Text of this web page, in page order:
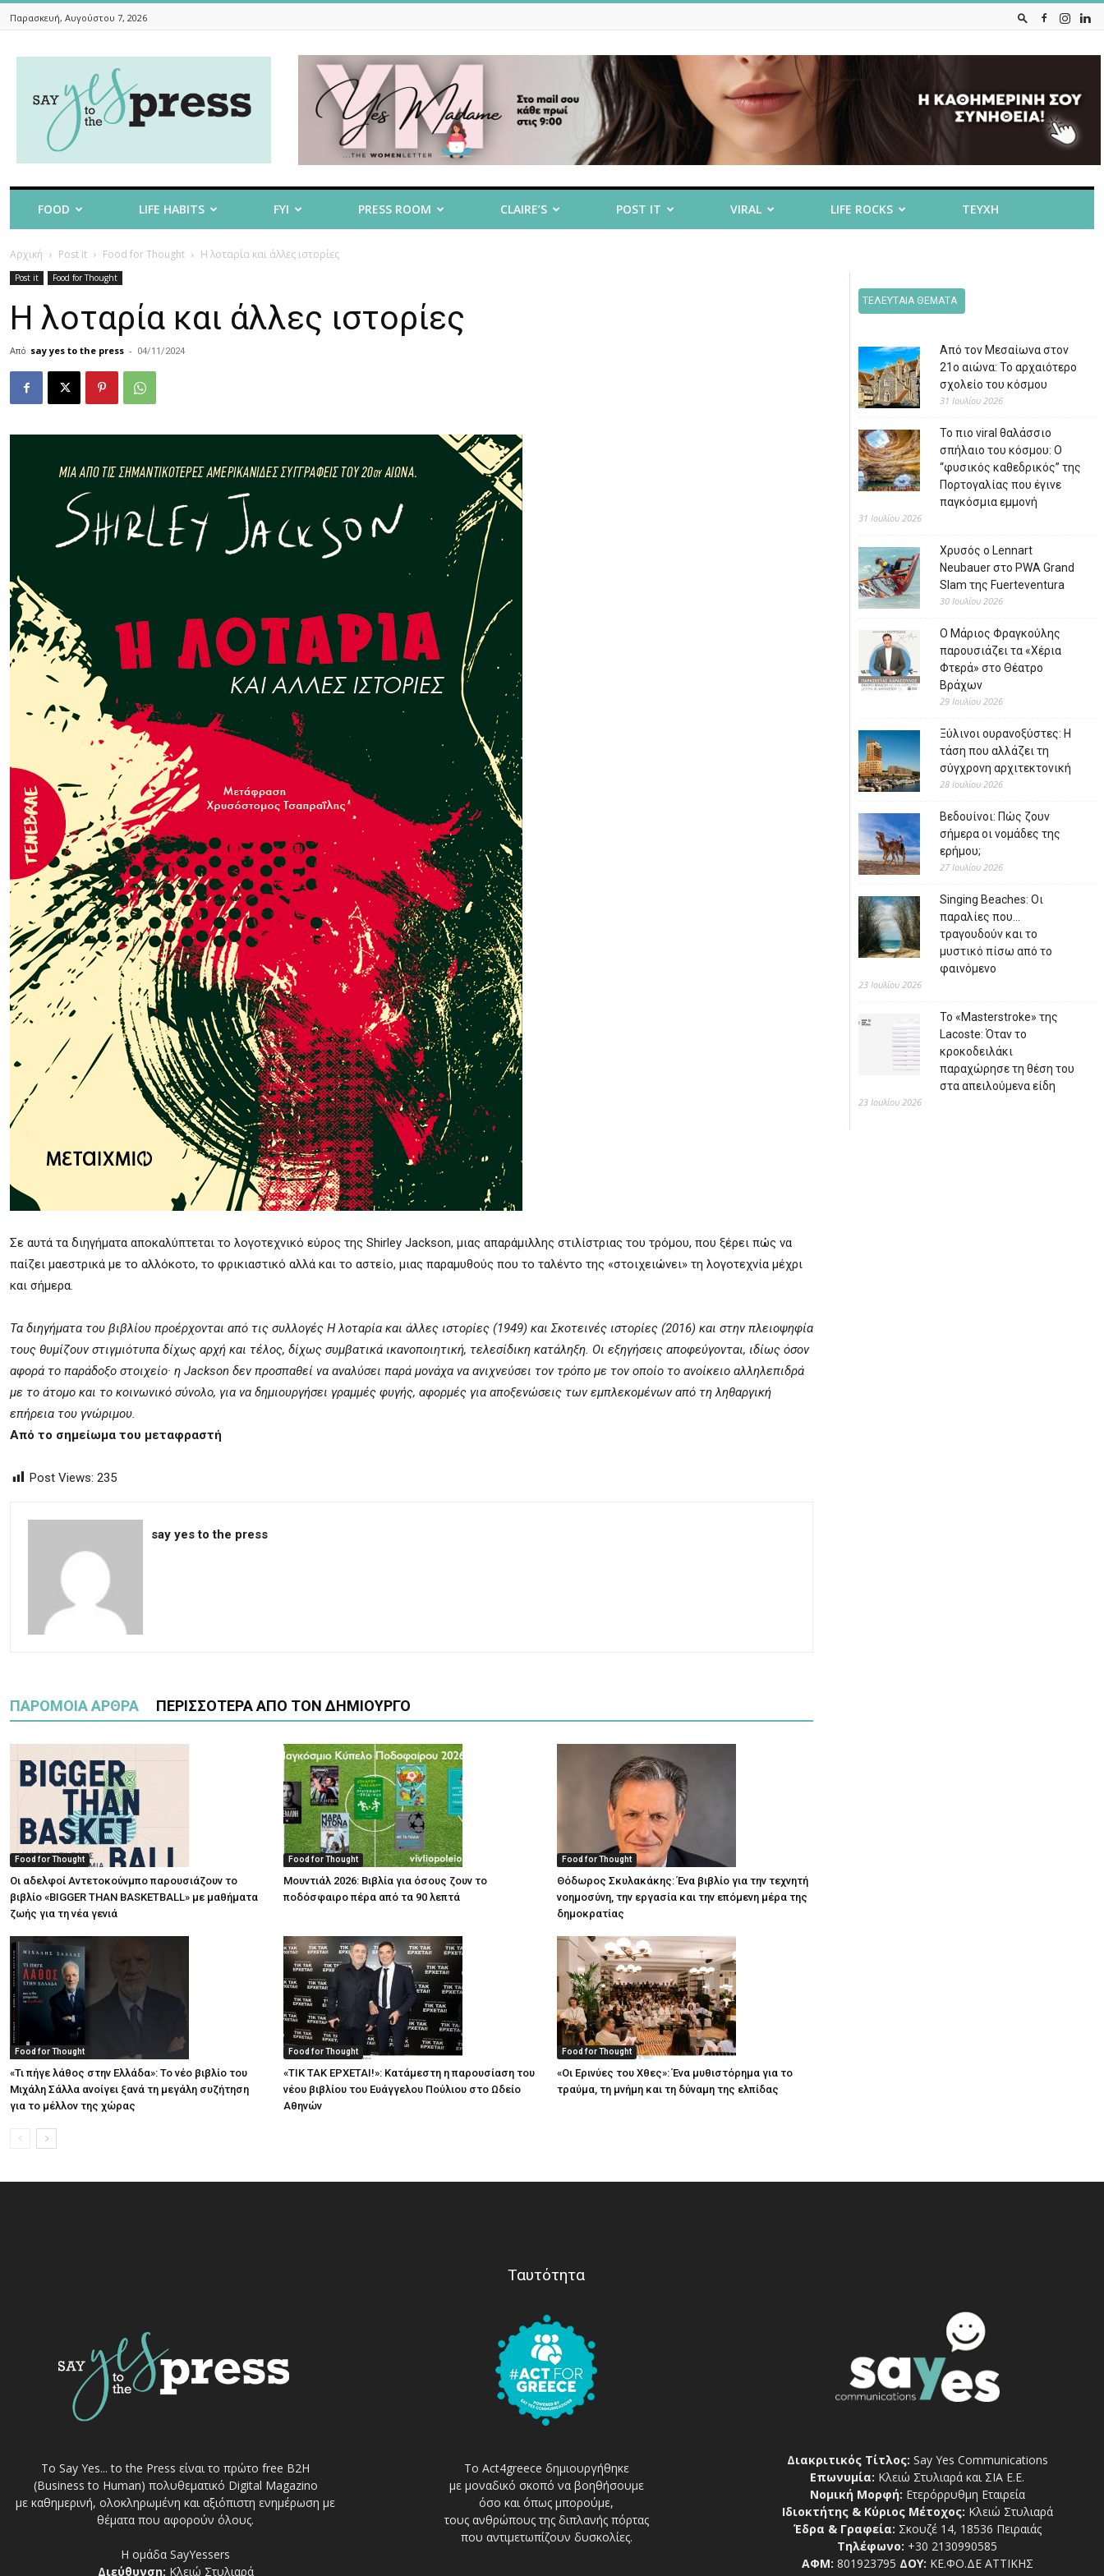
Παρασκευή, Αυγούστου 7, 2026
To
The
FOOD LIFE HABITS FYI PRESS ROOM CLAIRE’S POST IT VIRAL LIFE ROCKS ΤΕΥΧΗ
Αρχική Post it Food for Thought Η λοταρία και άλλες ιστορίες
Post it Food for Thought
Η λοταρία και άλλες ιστορίες
Από say yes to the press - 04/11/2024
Σε αυτά τα διηγήματα αποκαλύπτεται το λογοτεχνικό εύρος της Shirley Jackson, μιας απαράμιλλης στιλίστριας του τρόμου, που ξέρει πώς να
παίζει μαεστρικά με το αλλόκοτο, το φρικιαστικό αλλά και το αστείο, μιας παραμυθούς που το ταλέντο της «στοιχειώνει» τη λογοτεχνία μέχρι
και σήμερα.
Τα διηγήματα του βιβλίου προέρχονται από τις συλλογές H λοταρία και άλλες ιστορίες (1949) και Σκοτεινές ιστορίες (2016) και στην πλειοψηφία
τους θυμίζουν στιγμιότυπα δίχως αρχή και τέλος, δίχως συμβατικά ικανοποιητική, τελεσίδικη κατάληξη. Οι εξηγήσεις αποφεύγονται, ιδίως όσον
αφορά το παράδοξο στοιχείο· η Jackson δεν προσπαθεί να αναλύσει παρά μονάχα να ανιχνεύσει τον τρόπο με τον οποίο το ανοίκειο αλληλεπιδρά
με το άτομο και το κοινωνικό σύνολο, για να δημιουργήσει γραμμές φυγής, αφορμές για αποξενώσεις των εμπλεκομένων από τη ληθαργική
επήρεια του γνώριμου.
Από το σημείωμα του μεταφραστή
Post Views: 235
say yes to the press
ΠΑΡΟΜΟΙΑ ΑΡΘΡΑ ΠΕΡΙΣΣΟΤΕΡΑ ΑΠΟ ΤΟΝ ΔΗΜΙΟΥΡΓΟ
Food for Thought
Οι αδελφοί Αντετοκούνμπο παρουσιάζουν το
βιβλίο «BIGGER THAN BASKETBALL» με μαθήματα
ζωής για τη νέα γενιά
Food for Thought
Μουντιάλ 2026: Βιβλία για όσους ζουν το
ποδόσφαιρο πέρα από τα 90 λεπτά
Food for Thought
Θόδωρος Σκυλακάκης: Ένα βιβλίο για την τεχνητή
νοημοσύνη, την εργασία και την επόμενη μέρα της
δημοκρατίας
Food for Thought
«Τι πήγε λάθος στην Ελλάδα»: Το νέο βιβλίο του
Μιχάλη Σάλλα ανοίγει ξανά τη μεγάλη συζήτηση
για το μέλλον της χώρας
Food for Thought
«ΤΙΚ ΤΑΚ ΕΡΧΕΤΑΙ!»: Κατάμεστη η παρουσίαση του
νέου βιβλίου του Ευάγγελου Πούλιου στο Ωδείο
Αθηνών
Food for Thought
«Οι Ερινύες του Χθες»: Ένα μυθιστόρημα για το
τραύμα, τη μνήμη και τη δύναμη της ελπίδας
ΤΕΛΕΥΤΑΙΑ ΘΕΜΑΤΑ
Από τον Μεσαίωνα στον
21ο αιώνα: Το αρχαιότερο
σχολείο του κόσμου
31 Ιουλίου 2026
Το πιο viral θαλάσσιο
σπήλαιο του κόσμου: Ο
“φυσικός καθεδρικός” της
Πορτογαλίας που έγινε
παγκόσμια εμμονή
31 Ιουλίου 2026
Χρυσός ο Lennart
Neubauer στο PWA Grand
Slam της Fuerteventura
30 Ιουλίου 2026
Ο Μάριος Φραγκούλης
παρουσιάζει τα «Χέρια
Φτερά» στο Θέατρο
Βράχων
29 Ιουλίου 2026
Ξύλινοι ουρανοξύστες: Η
τάση που αλλάζει τη
σύγχρονη αρχιτεκτονική
28 Ιουλίου 2026
Βεδουίνοι: Πώς ζουν
σήμερα οι νομάδες της
ερήμου;
27 Ιουλίου 2026
Singing Beaches: Οι
παραλίες που…
τραγουδούν και το
μυστικό πίσω από το
φαινόμενο
23 Ιουλίου 2026
Το «Masterstroke» της
Lacoste: Όταν το
κροκοδειλάκι
παραχώρησε τη θέση του
στα απειλούμενα είδη
23 Ιουλίου 2026
Το Say Yes... to the Press είναι το πρώτο free Β2Η
(Business to Human) πολυθεματικό Digital Magazino
με καθημερινή, ολοκληρωμένη και αξιόπιστη ενημέρωση με
θέματα που αφορούν όλους.
Η ομάδα SayYessers
Διεύθυνση: Κλειώ Στυλιαρά
Ταυτότητα
Το Act4greece δημιουργήθηκε
με μοναδικό σκοπό να βοηθήσουμε
όσο και όπως μπορούμε,
τους ανθρώπους της διπλανής πόρτας
που αντιμετωπίζουν δυσκολίες.
Διακριτικός Τίτλος: Say Yes Communications
Επωνυμία: Κλειώ Στυλιαρά και ΣΙΑ Ε.Ε.
Νομική Μορφή: Ετερόρρυθμη Εταιρεία
Ιδιοκτήτης & Κύριος Μέτοχος: Κλειώ Στυλιαρά
Έδρα & Γραφεία: Σκουζέ 14, 18536 Πειραιάς
Τηλέφωνο: +30 2130990585
ΑΦΜ: 801923795 ΔΟΥ: ΚΕ.ΦΟ.ΔΕ ΑΤΤΙΚΗΣ